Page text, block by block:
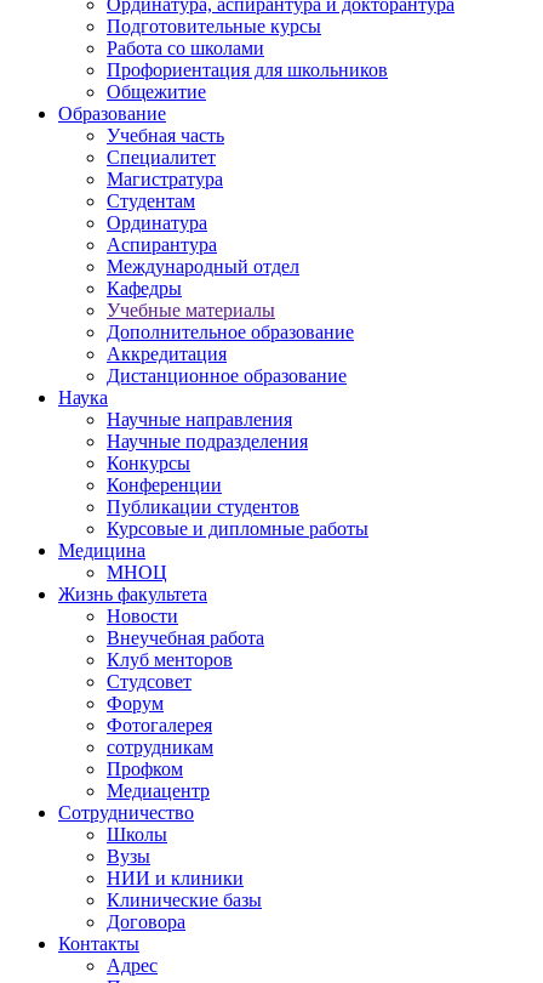
Ординатура, аспирантура и докторантура
Подготовительные курсы
Работа со школами
Профориентация для школьников
Общежитие
Образование
Учебная часть
Специалитет
Магистратура
Студентам
Ординатура
Аспирантура
Международный отдел
Кафедры
Учебные материалы
Дополнительное образование
Аккредитация
Дистанционное образование
Наука
Научные направления
Научные подразделения
Конкурсы
Конференции
Публикации студентов
Курсовые и дипломные работы
Медицина
МНОЦ
Жизнь факультета
Новости
Внеучебная работа
Клуб менторов
Студсовет
Форум
Фотогалерея
сотрудникам
Профком
Медиацентр
Сотрудничество
Школы
Вузы
НИИ и клиники
Клинические базы
Договора
Контакты
Адрес